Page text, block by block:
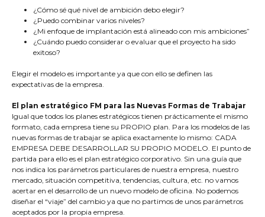
¿Cómo sé qué nivel de ambición debo elegir?
¿Puedo combinar varios niveles?
¿Mi enfoque de implantación está alineado con mis ambiciones”
¿Cuándo puedo considerar o evaluar que el proyecto ha sido
exitoso?
Elegir el modelo es importante ya que con ello se definen las
expectativas de la empresa.
El plan estratégico FM para las Nuevas Formas de Trabajar
Igual que todos los planes estratégicos tienen prácticamente el mismo
formato, cada empresa tiene su PROPIO plan. Para los modelos de las
nuevas formas de trabajar se aplica exactamente lo mismo: CADA
EMPRESA DEBE DESARROLLAR SU PROPIO MODELO. El punto de
partida para ello es el plan estratégico corporativo. Sin una guía que
nos indica los parámetros particulares de nuestra empresa, nuestro
mercado, situación competitiva, tendencias, cultura, etc. no vamos
acertar en el desarrollo de un nuevo modelo de oficina. No podemos
diseñar el “viaje” del cambio ya que no partimos de unos parámetros
aceptados por la propia empresa.